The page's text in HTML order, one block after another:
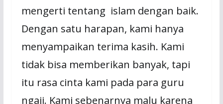
mengerti tentang islam dengan baik.
Dengan satu harapan, kami hanya
menyampaikan terima kasih. Kami
tidak bisa memberikan banyak, tapi
itu rasa cinta kami pada para guru
ngaji. Kami sebenarnya malu karena